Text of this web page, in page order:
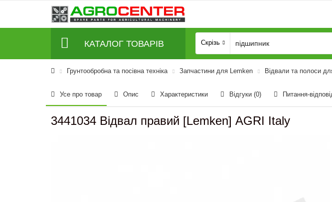
КАТАЛОГ ТОВАРІВ Скрізь
Грунтообробна та посівна техніка Запчастини для Lemken Відвали та полоси
Усе про товар Опис Характеристики Відгуки (0) Питання-
3441034 Відвал правий [Lemken] AGRI Italy